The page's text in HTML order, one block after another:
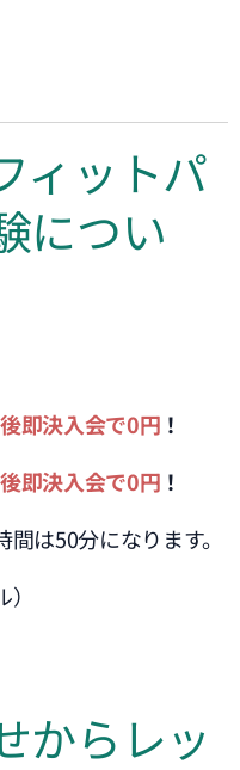
ィットパ
につい
即決入会で0円 ！
即決入会で0円 ！
は50分になります。
からレッ